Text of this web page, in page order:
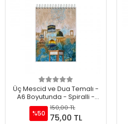
Üç Mescid ve Dua Temalı -
A6 Boyutunda - Spiralli -
Hediyelik Defter - Çizgili
%50
150,00 TL
75,00 TL